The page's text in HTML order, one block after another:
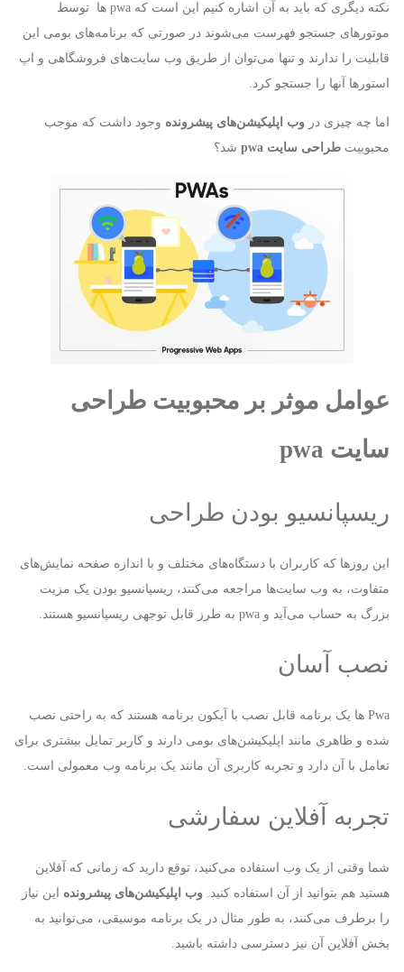
نکته دیگری که باید به آن اشاره کنیم این است که pwa ها توسط
موتورهای جستجو فهرست می‌شوند در صورتی که برنامه‌های بومی این
قابلیت را ندارند و تنها می‌توان از طریق وب سایت‌های فروشگاهی و اپ
استورها آنها را جستجو کرد.
اما چه چیزی در وب اپلیکیشن‌های پیشرونده وجود داشت که موجب
محبوبیت طراحی سایت pwa شد؟
عوامل موثر بر محبوبیت طراحی
سایت pwa
ریسپانسیو بودن طراحی
این روزها که کاربران با دستگاه‌های مختلف و با اندازه صفحه نمایش‌های
متفاوت، به وب سایت‌ها مراجعه می‌کنند، ریسپانسیو بودن یک مزیت
بزرگ به حساب می‌آید و pwa به طرز قابل توجهی ریسپانسیو هستند.
نصب آسان
Pwa ها یک برنامه قابل نصب با آیکون برنامه هستند که به راحتی نصب
شده و ظاهری مانند اپلیکیشن‌های بومی دارند و کاربر تمایل بیشتری برای
تعامل با آن دارد و تجربه کاربری آن مانند یک برنامه وب معمولی است.
تجربه آفلاین سفارشی
شما وقتی از یک وب استفاده می‌کنید، توقع دارید که زمانی که آفلاین
هستید هم بتوانید از آن استفاده کنید. وب اپلیکیشن‌های پیشرونده این نیاز
را برطرف می‌کنند، به طور مثال در یک برنامه موسیقی، می‌توانید به
بخش آفلاین آن نیز دسترسی داشته باشید.